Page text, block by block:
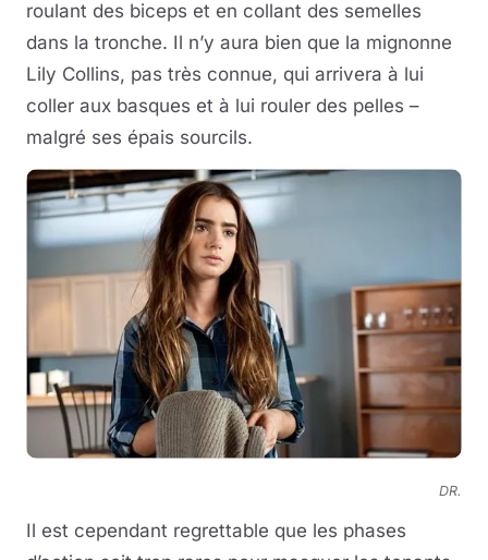
roulant des biceps et en collant des semelles
dans la tronche. Il n’y aura bien que la mignonne
Lily Collins, pas très connue, qui arrivera à lui
coller aux basques et à lui rouler des pelles –
malgré ses épais sourcils.
DR.
Il est cependant regrettable que les phases